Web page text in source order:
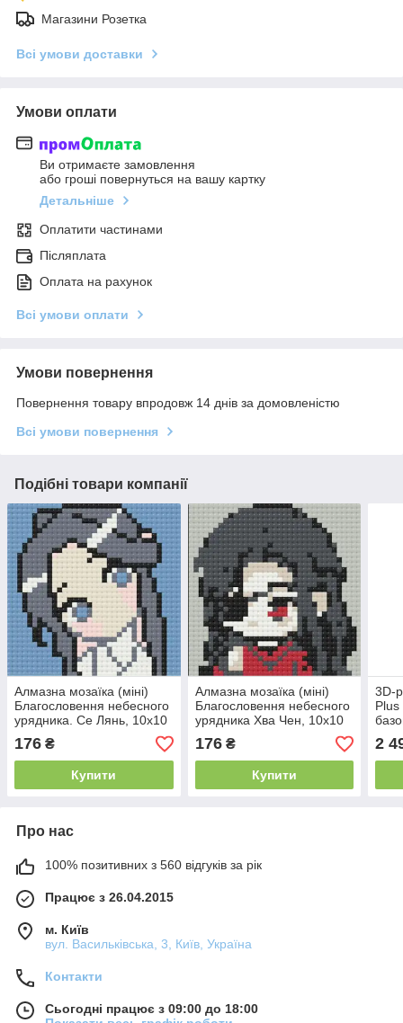
Магазини Розетка
Всі умови доставки
Умови оплати
Ви отримаєте замовлення
або гроші повернуться на вашу картку
Детальніше
Оплатити частинами
Післяплата
Оплата на рахунок
Всі умови оплати
Умови повернення
Повернення товару впродовж 14 днів за домовленістю
Всі умови повернення
Подібні товари компанії
Алмазна мозаїка (міні)
Благословення небесного
урядника. Се Лянь, 10х10
см Origami (247105)
176 ₴
Купити
Алмазна мозаїка (міні)
Благословення небесного
урядника Хва Чен, 10х10
см Origami (247104)
176₴
Купити
3D-
Plus
(72
2
Про нас
100% позитивних з 560 відгуків за рік
Працює з 26.04.2015
м. Київ
вул. Васильківська, 3, Київ, Україна
Контакти
Сьогодні працює з 09:00 до 18:00